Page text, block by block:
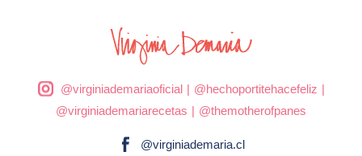
@virginiademariaoficial| @hechoportitehacefeliz |
@virginiademariarecetas | @themotherofpanes
@virginiademaria.cl